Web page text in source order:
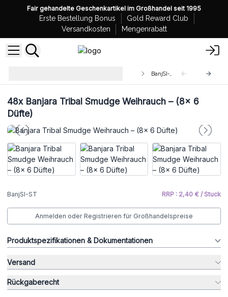
Fair gehandelte Geschenkartikel im Großhandel seit 1995
Erste Bestellung Bonus
Gold Reward Club
Versandkosten
Mengenrabatt
BanjSI-ST
48xBanjara Tribal Smudge Weihrauch – (8x 6
Düfte)
BanjSI-ST RRP : 2,40 € / Stuck
Anmelden oder Registrieren für Großhandelspreise
Produktspezifikationen & Dokumentationen
Versand
Rückgaberecht